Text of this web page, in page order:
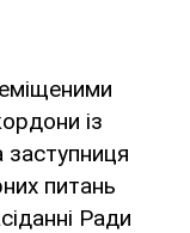
із
заступниця
питань
Ради